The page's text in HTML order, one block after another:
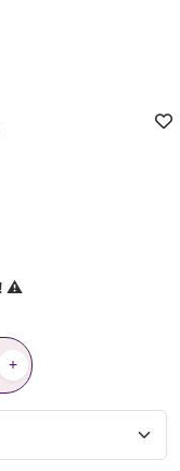
⚠️
+